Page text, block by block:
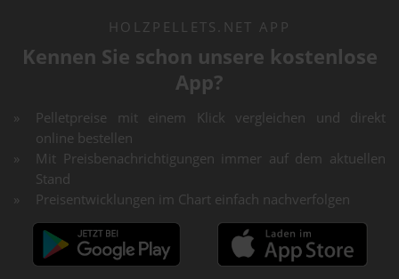
HOLZPELLETS.NET APP
Kennen Sie schon unsere kostenlose
App?
Pelletpreise mit einem Klick vergleichen und direkt
online bestellen
Mit Preisbenachrichtigungen immer auf dem aktuellen
Stand
Preisentwicklungen im Chart einfach nachverfolgen